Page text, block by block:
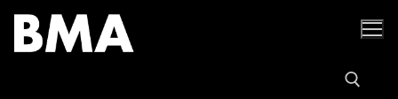
contenido